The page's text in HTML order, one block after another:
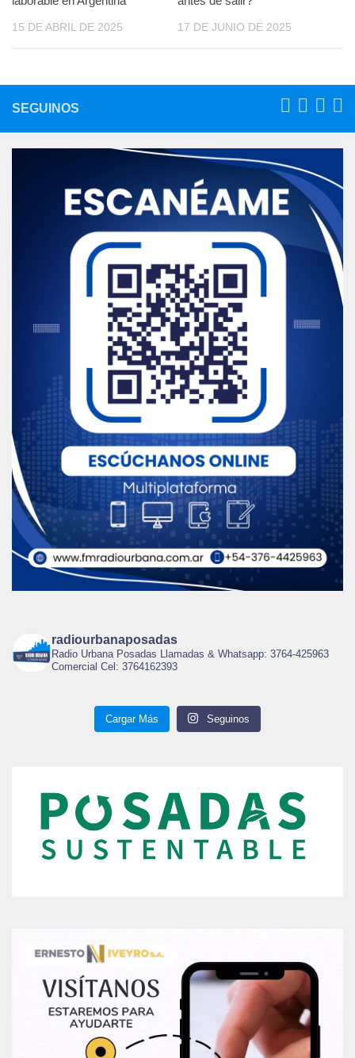
15 DE ABRIL DE 2025 17 DE JUNIO DE 2025
SEGUINOS
radiourbanaposadas
Radio Urbana Posadas Llamadas & Whatsapp: 3764-425963
Comercial Cel: 3764162393
Cargar Más Seguinos